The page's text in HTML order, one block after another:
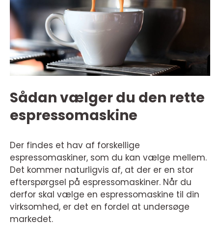
Sådan vælger du den rette
espressomaskine
Der findes et hav af forskellige
espressomaskiner, som du kan vælge mellem.
Det kommer naturligvis af, at der er en stor
efterspørgsel på espressomaskiner. Når du
derfor skal vælge en espressomaskine til din
virksomhed, er det en fordel at undersøge
markedet.